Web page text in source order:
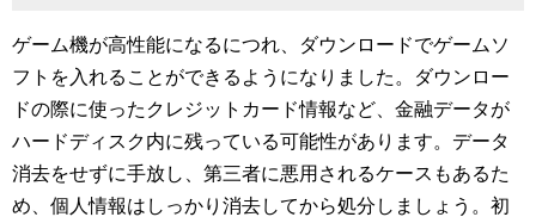
ゲーム機が高性能になるにつれ、ダウンロードでゲームソ
フトを入れることができるようになりました。ダウンロー
ドの際に使ったクレジットカード情報など、金融データが
ハードディスク内に残っている可能性があります。データ
消去をせずに手放し、第三者に悪用されるケースもあるた
め、個人情報はしっかり消去してから処分しましょう。初